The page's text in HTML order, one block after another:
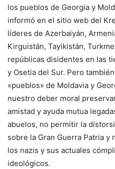
los pueblos de Georgia y
informó en el sitio web del
líderes de Azerbaiyán,
Kirguistán, Tayikistán,
repúblicas disidentes en las
y Osetia del Sur. Pero
«pueblos» de Moldavia y
nuestro deber moral
amistad y ayuda mutua
abuelos, no permitir la
sobre la Gran Guerra Patria
los nazis y sus actuales
ideológicos.